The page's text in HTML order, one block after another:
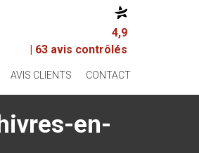
4,9
| 63 avis contrôlés
AVIS CLIENTS CONTACT
en-